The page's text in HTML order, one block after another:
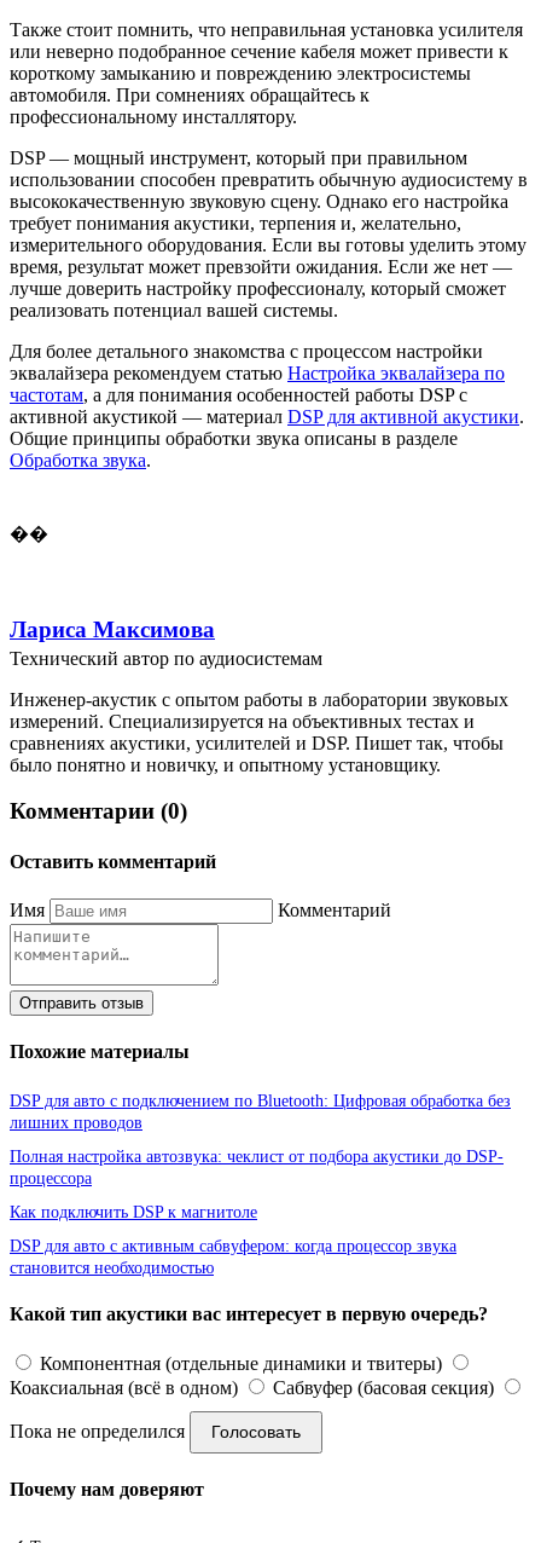
Также стоит помнить, что неправильная установка усилителя
или неверно подобранное сечение кабеля может привести к
короткому замыканию и повреждению электросистемы
автомобиля. При сомнениях обращайтесь к
профессиональному инсталлятору.
DSP — мощный инструмент, который при правильном
использовании способен превратить обычную аудиосистему в
высококачественную звуковую сцену. Однако его настройка
требует понимания акустики, терпения и, желательно,
измерительного оборудования. Если вы готовы уделить этому
время, результат может превзойти ожидания. Если же нет —
лучше доверить настройку профессионалу, который сможет
реализовать потенциал вашей системы.
Для более детального знакомства с процессом настройки
эквалайзера рекомендуем статью Настройка эквалайзера по
частотам, а для понимания особенностей работы DSP с
активной акустикой — материал DSP для активной акустики.
Общие принципы обработки звука описаны в разделе
Обработка звука.
��
Лариса Максимова
Технический автор по аудиосистемам
Инженер-акустик с опытом работы в лаборатории звуковых
измерений. Специализируется на объективных тестах и
сравнениях акустики, усилителей и DSP. Пишет так, чтобы
было понятно и новичку, и опытному установщику.
Комментарии (0)
Оставить комментарий
Имя Комментарий
Отправить отзыв
Похожие материалы
DSP для авто с подключением по Bluetooth: Цифровая обработка без
лишних проводов
Полная настройка автозвука: чеклист от подбора акустики до DSP-
процессора
Как подключить DSP к магнитоле
DSP для авто с активным сабвуфером: когда процессор звука
становится необходимостью
Какой тип акустики вас интересует в первую очередь?
Компонентная (отдельные динамики и твитеры)
Коаксиальная (всё в одном)
Сабвуфер (басовая секция)
Пока не определился Голосовать
Почему нам доверяют